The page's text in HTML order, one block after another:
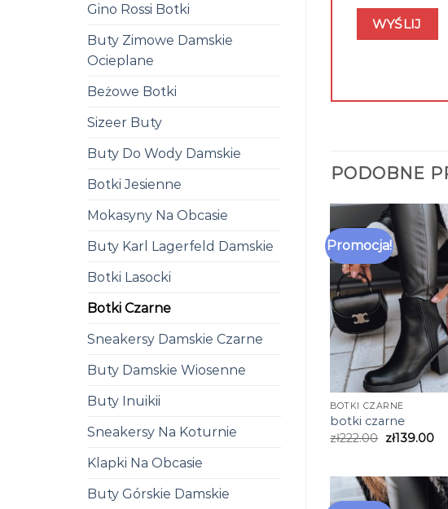
Gino Rossi Botki
Buty Zimowe Damskie
Ocieplane
Beżowe Botki
Sizeer Buty
Buty Do Wody Damskie
Botki Jesienne
Mokasyny Na Obcasie
Buty Karl Lagerfeld Damskie
Botki Lasocki
Botki Czarne
Sneakersy Damskie Czarne
Buty Damskie Wiosenne
Buty Inuikii
Sneakersy Na Koturnie
Klapki Na Obcasie
Buty Górskie Damskie
PODOBNE
Promocja!
BOTKI CZARNE
botki czarne
zł222.00 zł139.00